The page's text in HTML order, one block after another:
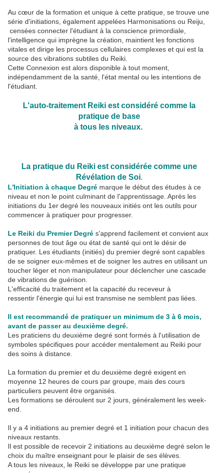
Au cœur de la formation et unique à cette pratique, se trouve une
série d'initiations, également appelées Harmonisations ou Reiju,
censées connecter l'étudiant à la conscience primordiale,
l'intelligence qui imprègne la création, maintient les fonctions
vitales et dirige les processus cellulaires complexes et qui est la
source des vibrations subtiles du Reiki.
Cette Connexion est alors disponible à tout moment,
indépendamment de la santé, l'état mental ou les intentions de
l'étudiant.
L'auto-traitement Reiki est considéré comme la
pratique de base
à tous les niveaux.
La pratique du Reiki est considérée comme une
Révélation de Soi.
L'Initiation à chaque Degré marque le début des études à ce
niveau et non le point culminant de l'apprentissage. Après les
initiations du 1er degré les nouveaux initiés ont les outils pour
commencer à pratiquer pour progresser.
Le Reiki du Premier Degré s'apprend facilement et convient aux
personnes de tout âge ou état de santé qui ont le désir de
pratiquer. Les étudiants (initiés) du premier degré sont capables
de se soigner eux-mêmes et de soigner les autres en utilisant un
toucher léger et non manipulateur pour déclencher une cascade
de vibrations de guérison.
L'efficacité du traitement et la capacité du receveur à
ressentir l'énergie qui lui est transmise ne semblent pas liées.
Il est recommandé de pratiquer un minimum de 3 à 6 mois,
avant de passer au deuxième degré.
Les praticiens du deuxième degré sont formés à l'utilisation de
symboles spécifiques pour accéder mentalement au Reiki pour
des soins à distance.
La formation du premier et du deuxième degré exigent en
moyenne 12 heures de cours par groupe, mais des cours
particuliers peuvent être organisés.
Les formations se déroulent sur 2 jours, généralement les week-
end.
Il y a 4 initiations au premier degré et 1 initiation pour chacun des
niveaux restants.
Il est possible de recevoir 2 initiations au deuxième degré selon le
choix du maître enseignant pour le plaisir de ses élèves.
A tous les niveaux, le Reiki se développe par une pratique